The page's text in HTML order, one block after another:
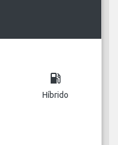
local_gas_station
Híbrido